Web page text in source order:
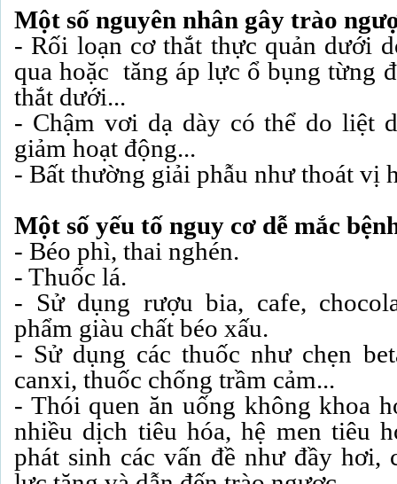
Một số nguyên nhân gây trào
- Rối loạn cơ thắt thực quản dưới
qua hoặc tăng áp lực ổ bụng từng
thắt dưới...
- Chậm vơi dạ dày có thể do liệt
giảm hoạt động...
- Bất thường giải phẫu như thoát vị
Một số yếu tố nguy cơ dễ mắc
- Béo phì, thai nghén.
- Thuốc lá.
- Sử dụng rượu bia, cafe,
phẩm giàu chất béo xấu.
- Sử dụng các thuốc như chẹn
canxi, thuốc chống trầm cảm...
- Thói quen ăn uống không khoa
nhiều dịch tiêu hóa, hệ men tiêu
phát sinh các vấn đề như đầy hơi,